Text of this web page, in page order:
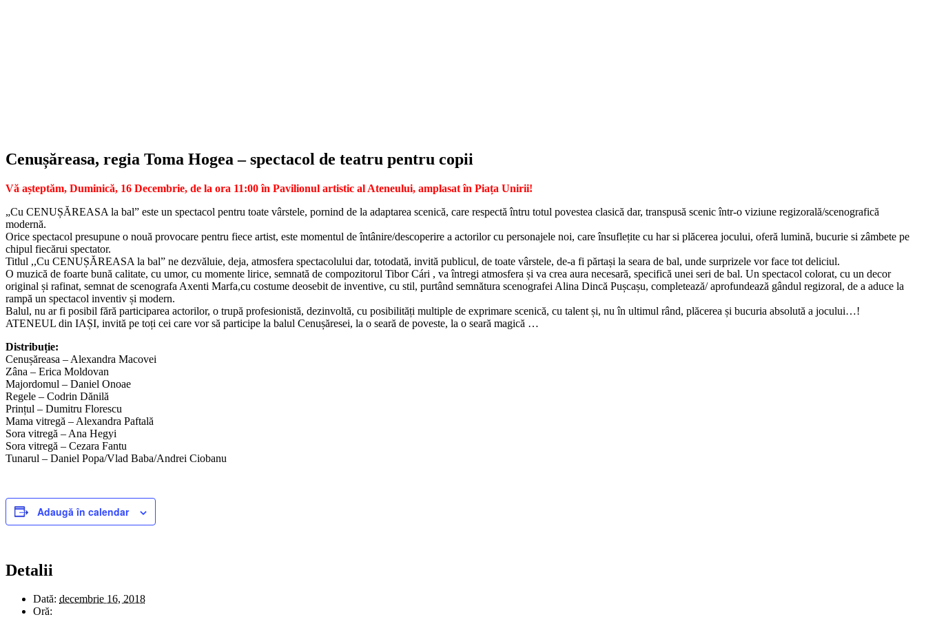
Cenușăreasa, regia Toma Hogea – spectacol de teatru pentru copii
Vă așteptăm, Duminică, 16 Decembrie, de la ora 11:00 în Pavilionul artistic al Ateneului, amplasat în Piața Unirii!
„Cu CENUȘĂREASA la bal” este un spectacol pentru toate vârstele, pornind de la adaptarea scenică, care respectă întru totul povestea clasică dar, transpusă scenic într-o viziune regizorală/scenografică
modernă.
Orice spectacol presupune o nouă provocare pentru fiece artist, este momentul de întânire/descoperire a actorilor cu personajele noi, care însuflețite cu har si plăcerea jocului, oferă lumină, bucurie si zâmbete pe
chipul fiecărui spectator.
Titlul ,,Cu CENUȘĂREASA la bal” ne dezvăluie, deja, atmosfera spectacolului dar, totodată, invită publicul, de toate vârstele, de-a fi părtași la seara de bal, unde surprizele vor face tot deliciul.
O muzică de foarte bună calitate, cu umor, cu momente lirice, semnată de compozitorul Tibor Cári , va întregi atmosfera și va crea aura necesară, specifică unei seri de bal. Un spectacol colorat, cu un decor
original și rafinat, semnat de scenografa Axenti Marfa,cu costume deosebit de inventive, cu stil, purtând semnătura scenografei Alina Dincă Pușcașu, completează/ aprofundează gândul regizoral, de a aduce la
rampă un spectacol inventiv și modern.
Balul, nu ar fi posibil fără participarea actorilor, o trupă profesionistă, dezinvoltă, cu posibilități multiple de exprimare scenică, cu talent și, nu în ultimul rând, plăcerea și bucuria absolută a jocului…!
ATENEUL din IAȘI, invită pe toți cei care vor să participe la balul Cenușăresei, la o seară de poveste, la o seară magică …
Distribuție:
Cenușăreasa – Alexandra Macovei
Zâna – Erica Moldovan
Majordomul – Daniel Onoae
Regele – Codrin Dănilă
Prințul – Dumitru Florescu
Mama vitregă – Alexandra Paftală
Sora vitregă – Ana Hegyi
Sora vitregă – Cezara Fantu
Tunarul – Daniel Popa/Vlad Baba/Andrei Ciobanu
Adaugă în calendar
Detalii
Dată: decembrie 16, 2018
Oră: